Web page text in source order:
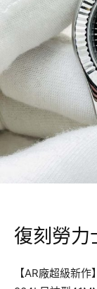
復刻勞力
【AR廠超級新